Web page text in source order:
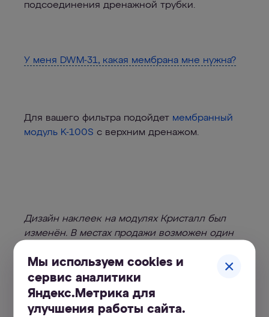
подсоединения дренажной трубки.
У меня DWM-31, какая мембрана мне нужна?
Для вашего фильтра подойдет мембранный
модуль K-100S с верхним дренажом.
Дизайн наклеек на модулях Кристалл был
изменён. В местах продажи возможен один
Мы используем cookies и
сервис аналитики
Яндекс.Метрика для
улучшения работы сайта.